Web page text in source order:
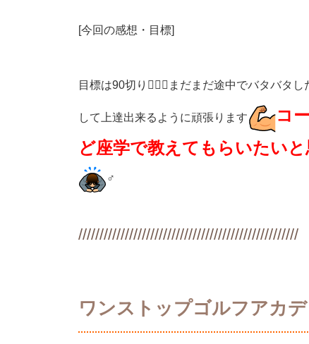
[今回の感想・目標]
目標は90切り🏌🏻‍♂️まだまだ途中でバタバタ
して上達出来るように頑張ります
コ
ど座学で教えてもらいたい
‍♂️
////////////////////////////////////////////////////
ワンストップゴルフアカ